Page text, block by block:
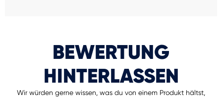
BEWERTUNG
HINTERLASSEN
Wir würden gerne wissen, was du von einem Produkt hältst,